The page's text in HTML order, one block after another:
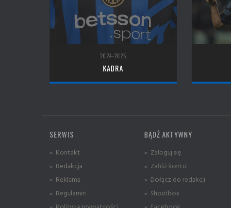
2024-2025
KADRA
SERWIS
» Kontakt
» Redakcja
» Reklama
» Regulamin
BĄDŹ AKTYWNY
» Zaloguj się
» Załóż konto
» Dołącz do redakcji
» Shoutbox